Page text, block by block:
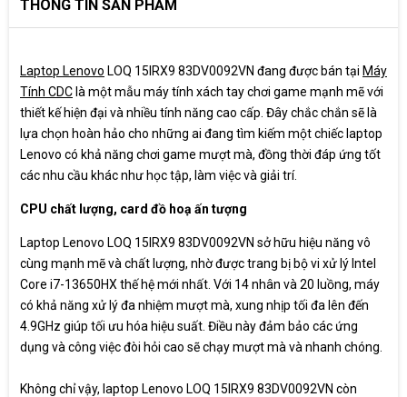
Pin 60Wh
Kích thước 359.86 x 258.7 x 21.9-23.9 mm
Cân nặng 2.38 kg
Màu sắc
Xuất xứ China
Bảo hành 24 Tháng
THÔNG TIN SẢN PHẨM
Laptop Lenovo LOQ 15IRX9 83DV0092VN đang được bán tại Máy
Tính CDC là một mẫu máy tính xách tay chơi game mạnh mẽ với
thiết kế hiện đại và nhiều tính năng cao cấp. Đây chắc chắn sẽ là
lựa chọn hoàn hảo cho những ai đang tìm kiếm một chiếc laptop
Lenovo có khả năng chơi game mượt mà, đồng thời đáp ứng tốt
các nhu cầu khác như học tập, làm việc và giải trí.
CPU chất lượng, card đồ hoạ ấn tượng
Laptop Lenovo LOQ 15IRX9 83DV0092VN sở hữu hiệu năng vô
cùng mạnh mẽ và chất lượng, nhờ được trang bị bộ vi xử lý Intel
Core i7-13650HX thế hệ mới nhất. Với 14 nhân và 20 luồng, máy
có khả năng xử lý đa nhiệm mượt mà, xung nhịp tối đa lên đến
4.9GHz giúp tối ưu hóa hiệu suất. Điều này đảm bảo các ứng
dụng và công việc đòi hỏi cao sẽ chạy mượt mà và nhanh chóng.
Không chỉ vậy, laptop Lenovo LOQ 15IRX9 83DV0092VN còn